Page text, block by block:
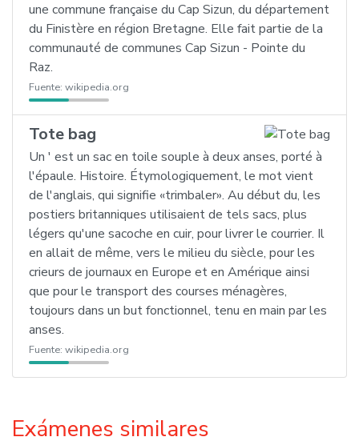
une commune française du Cap Sizun, du département
du Finistère en région Bretagne. Elle fait partie de la
communauté de communes Cap Sizun - Pointe du
Raz.
Fuente: wikipedia.org
Tote bag
Un ' est un sac en toile souple à deux anses, porté à
l'épaule. Histoire. Étymologiquement, le mot vient
de l'anglais, qui signifie «trimbaler». Au début du, les
postiers britanniques utilisaient de tels sacs, plus
légers qu'une sacoche en cuir, pour livrer le courrier. Il
en allait de même, vers le milieu du siècle, pour les
crieurs de journaux en Europe et en Amérique ainsi
que pour le transport des courses ménagères,
toujours dans un but fonctionnel, tenu en main par les
anses.
Fuente: wikipedia.org
Exámenes similares